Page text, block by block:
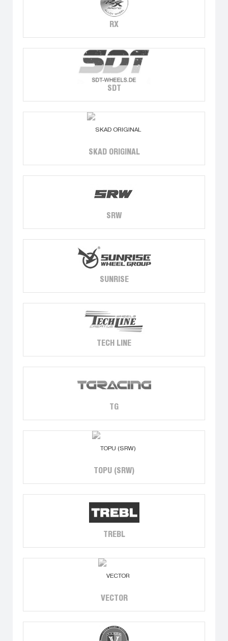
RX
SDT
SKAD ORIGINAL
SRW
SUNRISE
TECH LINE
TG
TOPU (SRW)
TREBL
VECTOR